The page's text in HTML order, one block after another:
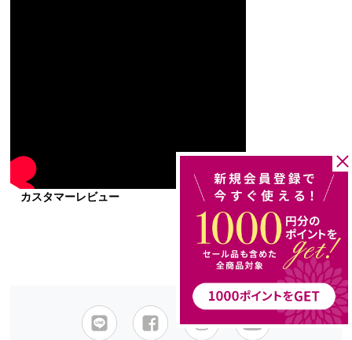
カスタマーレビュー
レビューを書く